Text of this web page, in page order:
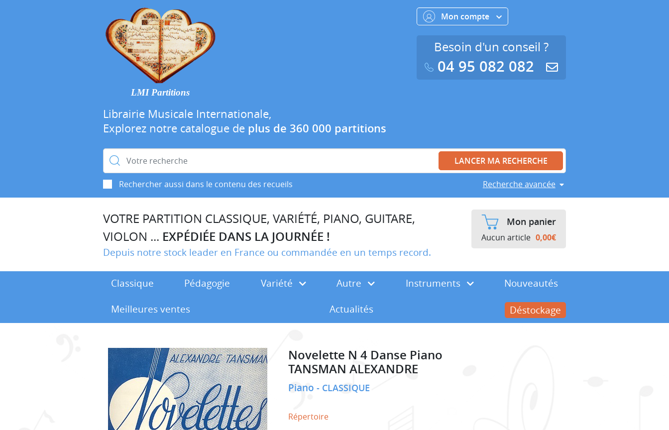
LMI Partitions
Librairie Musicale Internationale,
Explorez notre catalogue de plus de 360 000 partitions
Rechercher :
Rechercher aussi dans le contenu des recueils Recherche avancée
Mon compte
Besoin d'un conseil ?
04 95 082 082
VOTRE PARTITION CLASSIQUE, VARIÉTÉ, PIANO, GUITARE,
VIOLON ... EXPÉDIÉE DANS LA JOURNÉE !
Depuis notre stock leader en France ou commandée en un temps record.
Mon panier
Aucun article 0,00€
Classique Pédagogie Variété Autre Instruments
Nouveautés
Meilleures ventes
Actualités Déstockage
Novelette N 4 Danse Piano
TANSMAN ALEXANDRE
Piano CLASSIQUE
Répertoire